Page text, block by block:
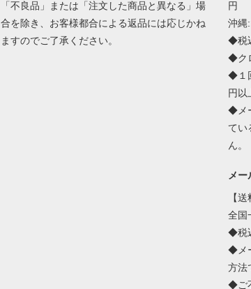
「不良品」または「注文した商品と異なる」場
合を除き、お客様都合による返品には応じかね
ますのでご了承ください。
円
沖縄
◆税
◆ク
◆１
円以
◆メ
てい
ん。
メー
【送
全国
◆税
◆メ
方法
◆ご